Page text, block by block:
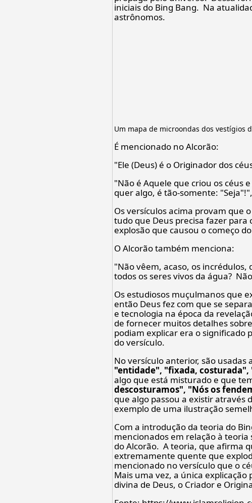
iniciais do Bing Bang. Na
astrônomos.
Um mapa de microondas dos vestígios
É mencionado no Alcorão:
"Ele (Deus) é o Originador dos
"Não é Aquele que criou os céus
quer algo, é tão-somente:
Os versículos acima provam que
tudo que Deus precisa fazer para
explosão que causou o começo
O Alcorão também menciona:
"Não vêem, acaso, os
todos os seres vivos da água?
Os estudiosos muçulmanos que
então Deus fez com que se
e tecnologia na época da
de fornecer muitos detalhes
podiam explicar era o significado
do versículo.
No versículo anterior, são usadas
"entidade", "fixada, costurada",
algo que está misturado e que
descosturamos", "Nós os
que algo passou a existir através
exemplo de uma ilustração
Com a introdução da teoria do
mencionados em relação à teoria
do Alcorão. A teoria, que afirma
extremamente quente que
mencionado no versículo que o
Mais uma vez, a única
divina de Deus, o Criador e